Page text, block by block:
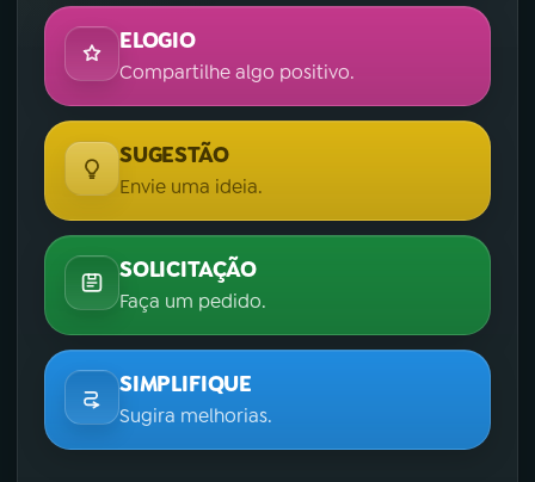
ELOGIO
Compartilhe algo positivo.
SUGESTÃO
Envie uma ideia.
SOLICITAÇÃO
Faça um pedido.
SIMPLIFIQUE
Sugira melhorias.